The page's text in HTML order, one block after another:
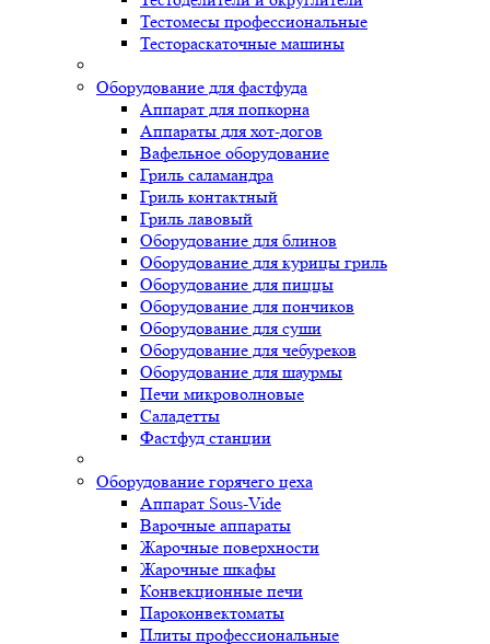
Тестомесы профессиональные
Тестораскаточные машины
Оборудование для фастфуда
Аппарат для попкорна
Аппараты для хот-догов
Вафельное оборудование
Гриль саламандра
Гриль контактный
Гриль лавовый
Оборудование для блинов
Оборудование для курицы гриль
Оборудование для пиццы
Оборудование для пончиков
Оборудование для суши
Оборудование для чебуреков
Оборудование для шаурмы
Печи микроволновые
Саладетты
Фастфуд станции
Оборудование горячего цеха
Аппарат Sous-Vide
Варочные аппараты
Жарочные поверхности
Жарочные шкафы
Конвекционные печи
Пароконвектоматы
Плиты профессиональные